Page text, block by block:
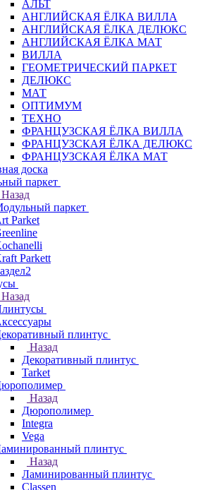
АЛЬТ
АНГЛИЙСКАЯ ЁЛКА ВИЛЛА
АНГЛИЙСКАЯ ЁЛКА ДЕЛЮКС
АНГЛИЙСКАЯ ЁЛКА МАТ
ВИЛЛА
ГЕОМЕТРИЧЕСКИЙ ПАРКЕТ
ДЕЛЮКС
МАТ
ОПТИМУМ
ТЕХНО
ФРАНЦУЗСКАЯ ЁЛКА ВИЛЛА
ФРАНЦУЗСКАЯ ЁЛКА ДЕЛЮКС
ФРАНЦУЗСКАЯ ЁЛКА МАТ
доска
паркет
Назад
паркет
Parket
Parkett
Назад
плинтус
Назад
Декоративный плинтус
Tarket
Назад
Дюрополимер
Integra
Vega
плинтус
Назад
Ламинированный плинтус
Classen